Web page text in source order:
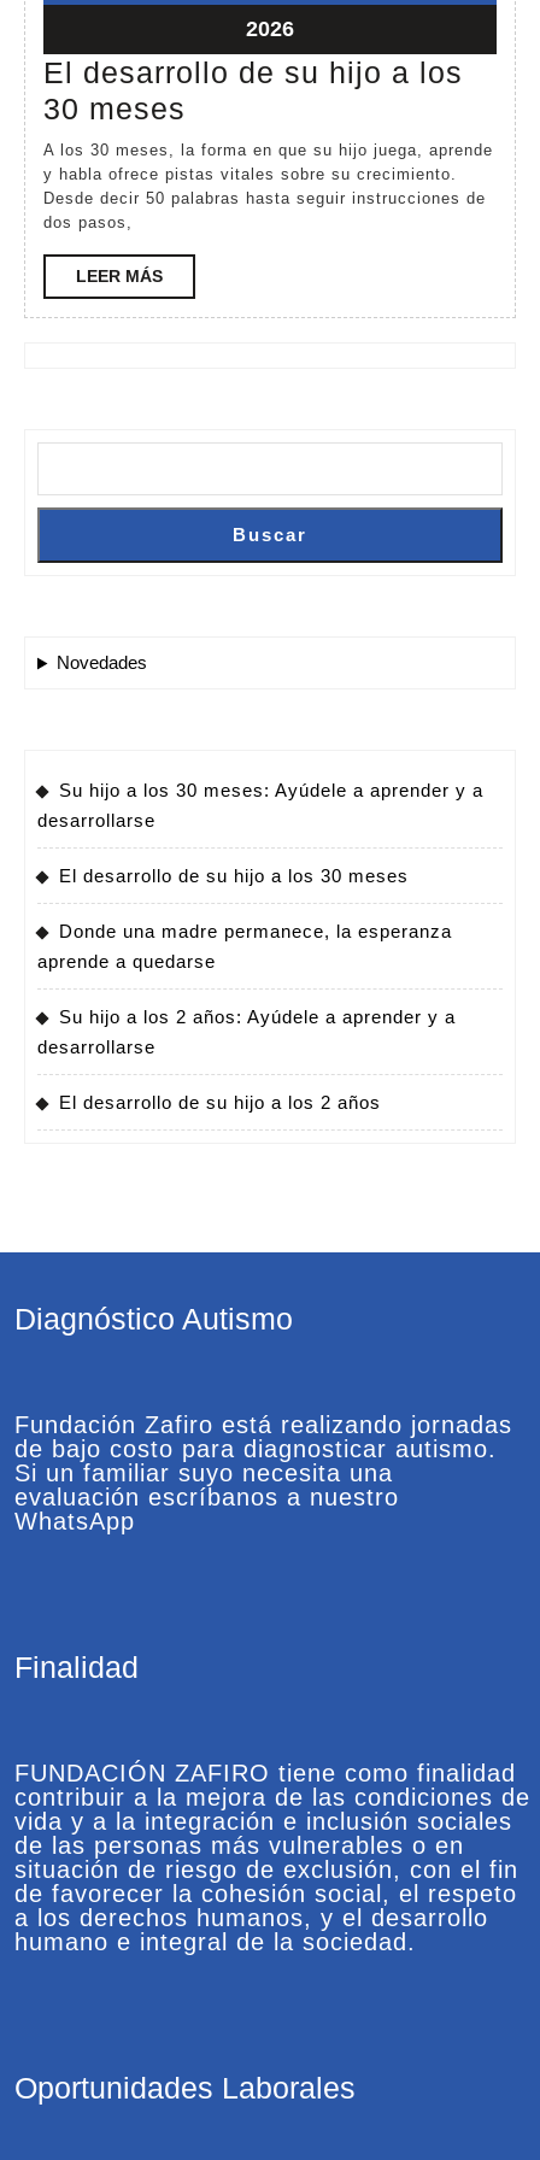
2026
2026mayo
11,
El desarrollo de su hijo a los
30 meses
desarrollo
de
hijo
a
los
A los 30 meses, la forma en que su hijo juega, aprende
y habla ofrece pistas vitales sobre su crecimiento.
Desde decir 50 palabras hasta seguir instrucciones de
dos pasos,
LEER MÁSLEER
MÁS
Buscar
Novedades
Su hijo a los 30 meses: Ayúdele a aprender y a
desarrollarse
El desarrollo de su hijo a los 30 meses
Donde una madre permanece, la esperanza
aprende a quedarse
Su hijo a los 2 años: Ayúdele a aprender y a
desarrollarse
El desarrollo de su hijo a los 2 años
Diagnóstico Autismo
Fundación Zafiro está realizando jornadas
de bajo costo para diagnosticar autismo.
Si un familiar suyo necesita una
evaluación escríbanos a nuestro
WhatsApp
Finalidad
FUNDACIÓN ZAFIRO tiene como finalidad
contribuir a la mejora de las condiciones de
vida y a la integración e inclusión sociales
de las personas más vulnerables o en
situación de riesgo de exclusión, con el fin
de favorecer la cohesión social, el respeto
a los derechos humanos, y el desarrollo
humano e integral de la sociedad.
Oportunidades Laborales